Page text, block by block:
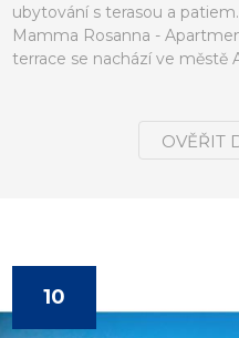
ubytování s terasou a
Mamma Rosanna -
terrace se nachází ve městě
OVĚŘIT
10